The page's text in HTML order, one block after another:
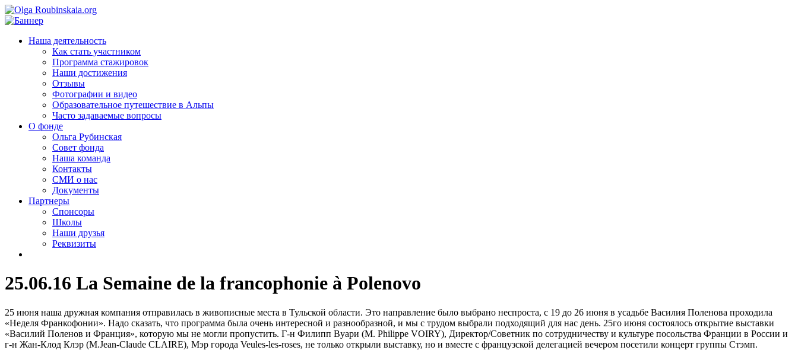
Наша деятельность
Как стать участником
Программа стажировок
Наши достижения
Отзывы
Фотографии и видео
Образовательное путешествие в Альпы
Часто задаваемые вопросы
О фонде
Ольга Рубинская
Совет фонда
Наша команда
Контакты
СМИ о нас
Документы
Партнеры
Спонсоры
Школы
Наши друзья
Реквизиты
25.06.16 La Semaine de la francophonie à Polenovo
25 июня наша дружная компания отправилась в живописные места в Тульской области. Это направление было выбрано неспроста, с 19 до 26 июня в усадьбе Василия Поленова проходила
«Неделя Франкофонии». Надо сказать, что программа была очень интересной и разнообразной, и мы с трудом выбрали подходящий для нас день. 25го июня состоялось открытие выставки
«Василий Поленов и Франция», которую мы не могли пропустить. Г-н Филипп Вуари (M. Philippe VOIRY), Директор/Советник по сотрудничеству и культуре посольства Франции в России и
г-н Жан-Клод Клэр (M.Jean-Claude CLAIRE), Мэр города Veules-les-roses, не только открыли выставку, но и вместе с французской делегацией вечером посетили концерт группы Стэмп.